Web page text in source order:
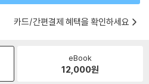
카드/간편결제 혜택을 확인하세요
eBook
12,000원